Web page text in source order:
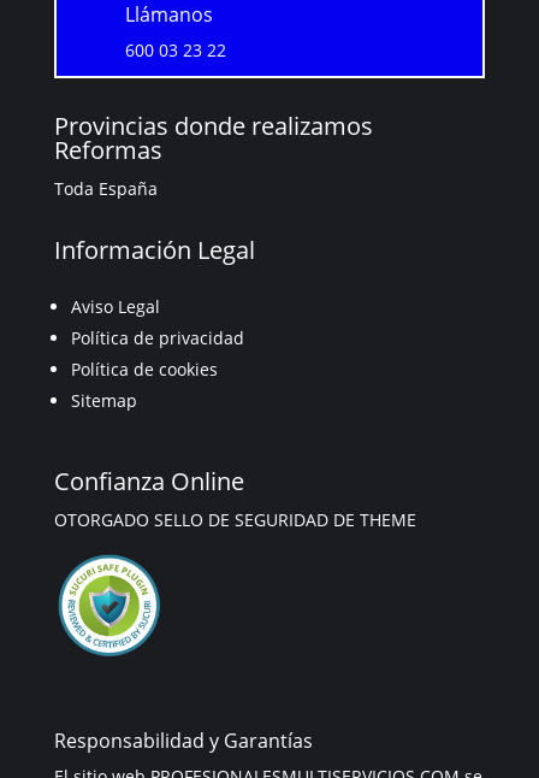
Llámanos
600 03 23 22
Provincias donde realizamos
Reformas
Toda España
Información Legal
Aviso Legal
Política de privacidad
Política de cookies
Sitemap
Confianza Online
OTORGADO SELLO DE SEGURIDAD DE THEME
Responsabilidad y Garantías